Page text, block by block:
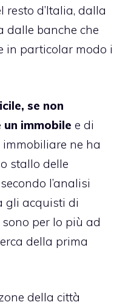
resto d’Italia, dalla
dalle banche che
in particolar modo i
se non
immobile e di
ne ha
stallo delle
l’analisi
gli acquisti di
per lo più ad
della prima
della città